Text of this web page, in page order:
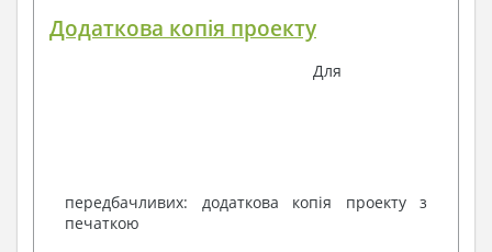
Додаткова копія проекту
Для
передбачливих: додаткова копія проекту з
печаткою